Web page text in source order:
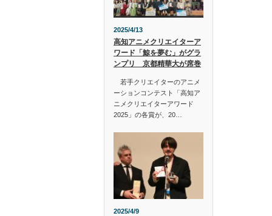
2025/4/13
高知アニメクリエイターア
ワード「鯨を夢む」がグラ
ンプリ 京都精華大が席巻
若手クリエイターのアニメ
ーションコンテスト「高知ア
ニメクリエイターアワード
2025」の各賞が、20…
2025/4/9